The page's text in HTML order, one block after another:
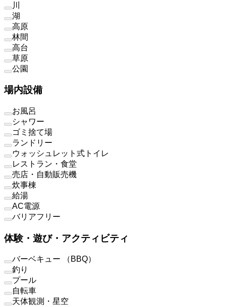
川
湖
高原
林間
高台
草原
公園
場内設備
お風呂
シャワー
ゴミ捨て場
ランドリー
ウォッシュレット式トイレ
レストラン・食堂
売店・自動販売機
炊事棟
給湯
AC電源
バリアフリー
体験・遊び・アクティビティ
バーベキュー （BBQ）
釣り
プール
自転車
天体観測・星空